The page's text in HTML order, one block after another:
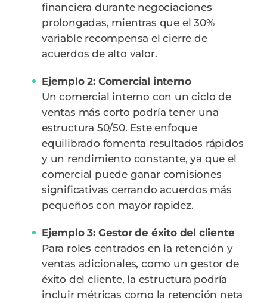
financiera durante negociaciones
prolongadas, mientras que el 30%
variable recompensa el cierre de
acuerdos de alto valor.
Ejemplo 2: Comercial interno
Un comercial interno con un ciclo de
ventas más corto podría tener una
estructura 50/50. Este enfoque
equilibrado fomenta resultados rápidos
y un rendimiento constante, ya que el
comercial puede ganar comisiones
significativas cerrando acuerdos más
pequeños con mayor rapidez.
Ejemplo 3: Gestor de éxito del cliente
Para roles centrados en la retención y
ventas adicionales, como un gestor de
éxito del cliente, la estructura podría
incluir métricas como la retención neta